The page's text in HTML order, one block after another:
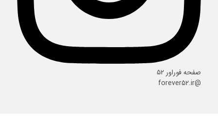
صفحه فوراور ۵۲
@forever52.ir